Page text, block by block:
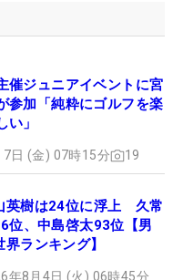
催ジュニアイベントに宮
参加「純粋にゴルフを楽
い」
日 (金) 07時15分 19
英樹は24位に浮上 久常
位、中島啓太93位【男
界ランキング】
年8月4日 (火) 06時45分